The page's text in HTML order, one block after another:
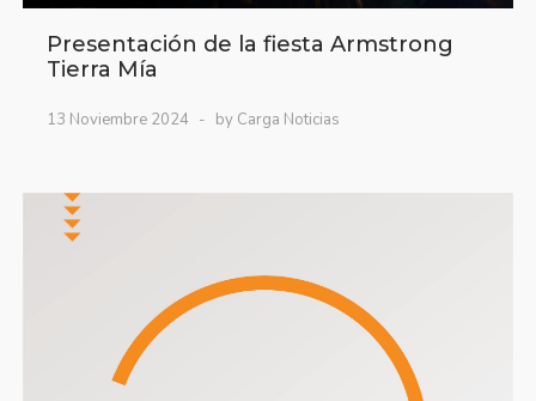
Presentación de la fiesta Armstrong
Tierra Mía
13 Noviembre 2024 by Carga Noticias